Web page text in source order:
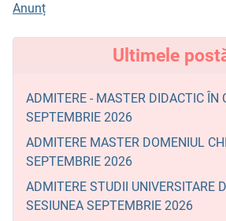
Anunț
Ultimele
ADMITERE - MASTER DIDACTIC ÎN
SEPTEMBRIE 2026
ADMITERE MASTER DOMENIUL
SEPTEMBRIE 2026
ADMITERE STUDII UNIVERSITARE
SESIUNEA SEPTEMBRIE 2026